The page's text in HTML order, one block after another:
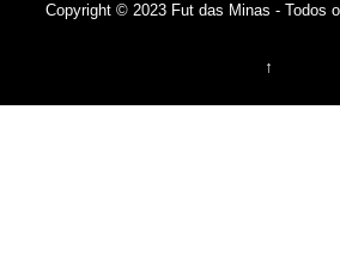
Copyright © 2023 Fut das Minas - Todos
↑